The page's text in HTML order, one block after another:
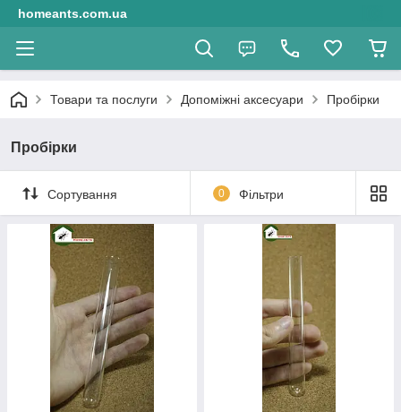
homeants.com.ua
Товари та послуги Допоміжні аксесуари Пробірки
Пробірки
Сортування 0 Фільтри